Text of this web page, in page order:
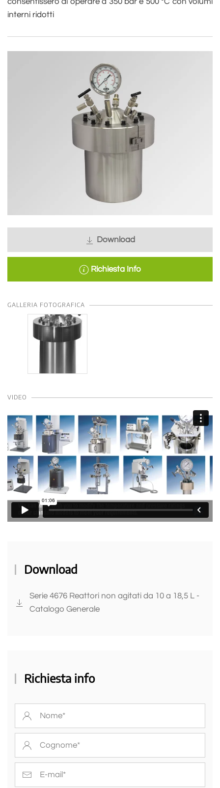
interni ridotti
Download
Richiesta Info
GALLERIA FOTOGRAFICA
VIDEO
Download
Serie 4676 Reattori non agitati da 10 a 18,5 L -
Catalogo Generale
Richiesta info